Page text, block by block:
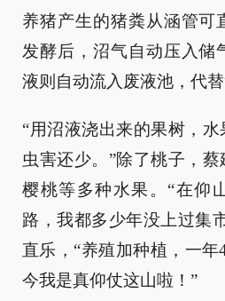
养猪产生的猪粪从涵管可
发酵后，沼气自动压入储
液则自动流入废液池，代替
“用沼液浇出来的果树，水
虫害还少。”除了桃子，蔡
樱桃等多种水果。“在仰
路，我都多少年没上过集
直乐，“养殖加种植，一
今我是真仰仗这山啦！”